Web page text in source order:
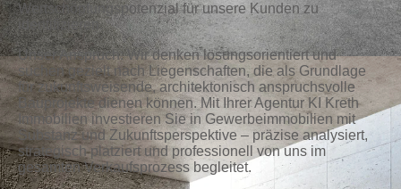
Wertschöpfungspotenzial für unsere Kunden zu
identifizieren.
Unser Anspruch: Wir denken lösungsorientiert und
suchen gezielt nach Liegenschaften, die als Grundlage
für zukunftsweisende, architektonisch anspruchsvolle
Bauprojekte dienen können.Mit Ihrer Agentur KI Kreth
Immobilien investieren Sie in Gewerbeimmobilien mit
Substanz und Zukunftsperspektive – präzise analysiert,
strategisch platziert und professionell von uns im
gesamten Verkaufsprozess begleitet.